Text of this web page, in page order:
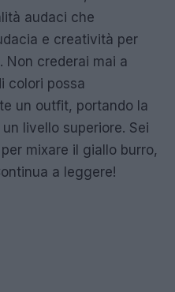
audaci che
e creatività per
Non crederai mai a
colori possa
un outfit, portando la
livello superiore. Sei
mixare il giallo burro,
a leggere!